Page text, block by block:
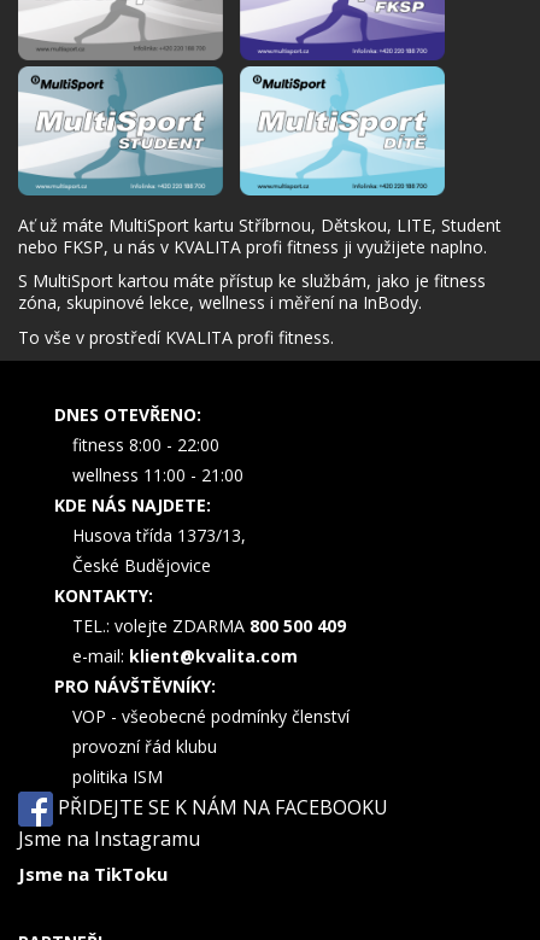
Ať už máte MultiSport kartu Stříbrnou, Dětskou, LITE, Student
nebo FKSP, u nás v KVALITA profi fitness ji využijete naplno.
S MultiSport kartou máte přístup ke službám, jako je fitness
zóna, skupinové lekce, wellness i měření na InBody.
To vše v prostředí KVALITA profi fitness.
DNES OTEVŘENO:
fitness 8:00 - 22:00
wellness 11:00 - 21:00
KDE NÁS NAJDETE:
Husova třída 1373/13,
České Budějovice
KONTAKTY:
TEL.: volejte ZDARMA 800 500 409
e-mail: klient@kvalita.com
PRO NÁVŠTĚVNÍKY:
VOP - všeobecné podmínky členství
provozní řád klubu
politika ISM
PŘIDEJTE SE K NÁM NA FACEBOOKU
Jsme na Instagramu
Jsme na TikToku